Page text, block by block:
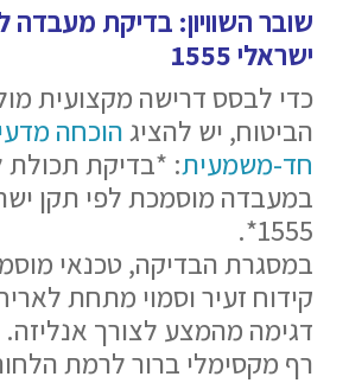
שובר השוויון: בדיקת מעבדה
ישראלי 1555
כדי לבסס דרישה מקצועית
הביטוח, יש להציגהוכחה
חד-משמעית: *בדיקת תכולת
במעבדה מוסמכת לפי תקן
1555*.
במסגרת הבדיקה, טכנאי
קידוח זעיר וסמוי מתחת
דגימה מהמצע לצורך
רף מקסימלי ברור לרמת